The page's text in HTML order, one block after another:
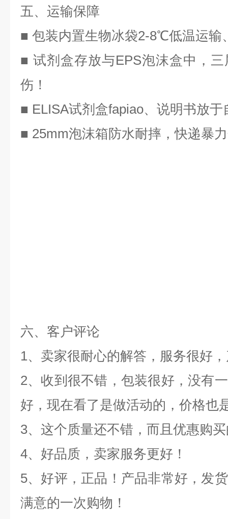
五、运输保障
■ 包装内置生物冰袋2-8℃低温运输
■ 试剂盒存放与EPS泡沫盒中，
伤！
■ ELISA试剂盒fapiao、说明书放
■ 25mm泡沫箱防水耐摔，快递暴
六、客户评论
1、卖家很耐心的解答，服务很好
2、收到很不错，包装很好，没有
好，现在看了是做活动的，价格也
3、这个质量还不错，而且优惠购
4、好品质，卖家服务更好！
5、好评，正品！产品非常好，发
满意的一次购物！